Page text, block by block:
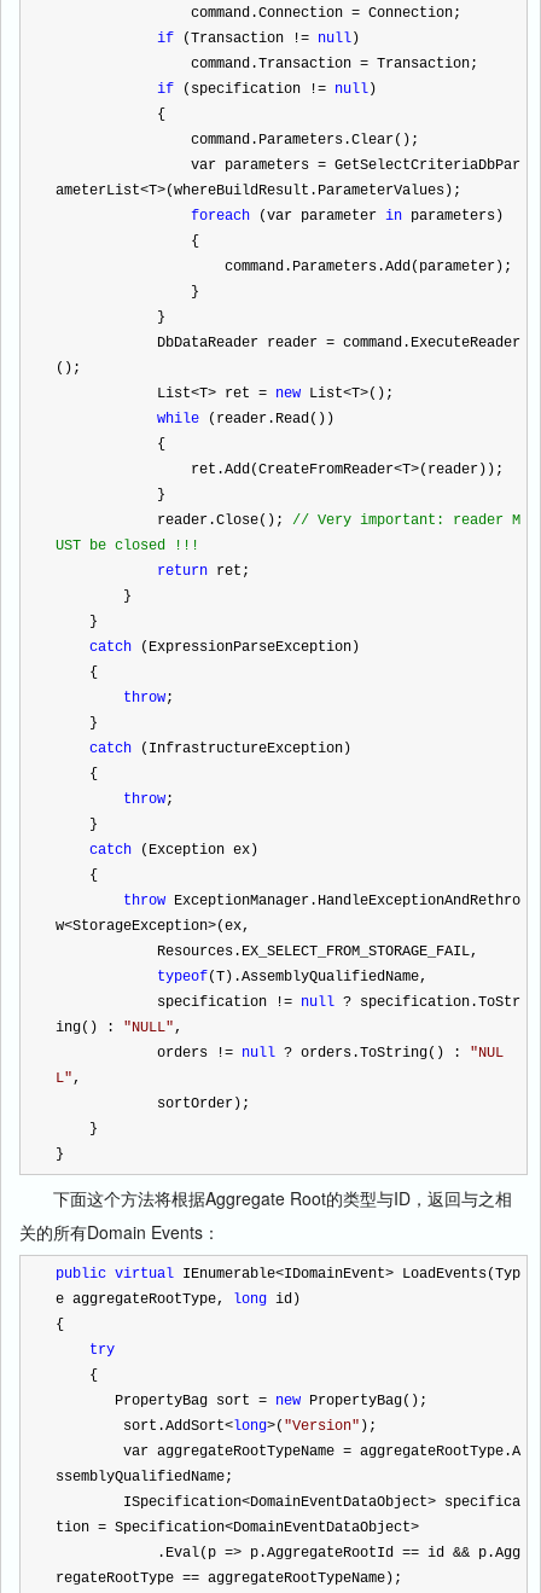
                command.Connection
= Connection;
if (Transaction != null )
                command.Transaction
= Transaction;
if (specification != null )
            {
                command.Parameters.Clear();
                var parameters
= GetSelectCriteriaDbPar
ameterList<T>(whereBuildResult.ParameterValues);
foreach (var parameter in parameters)
                {
                    command.Parameters.Add(parameter);
                }
            }
            DbDataReader reader
= command.ExecuteReader
();
            List
<T> ret = new List<T>();
while (reader.Read())
            {
                ret.Add(CreateFromReader
<T>(reader));
            }
            reader.Close();
// Very important: reader M
UST be closed !!!
return ret;
        }
    }
catch (ExpressionParseException)
    {
throw;
    }
catch (InfrastructureException)
    {
throw;
    }
catch (Exception ex)
    {
throw ExceptionManager.HandleExceptionAndRethro
w<StorageException>(ex,
            Resources.EX_SELECT_FROM_STORAGE_FAIL,
typeof(T).AssemblyQualifiedName,
            specification
!= null ? specification.ToStr
ing() : "NULL",
            orders
!= null ? orders.ToString() : "NUL
L",
            sortOrder);
    }
}
下面这个方法将根据Aggregate Root的类型与ID，返回与之相
关的所有Domain Events：
public virtual IEnumerable<IDomainEvent> LoadEvents(Typ
e aggregateRootType,
long id)
{
try
    {
       PropertyBag sort
= new PropertyBag();
        sort.AddSort
<long>( "Version" );
        var aggregateRootTypeName
= aggregateRootType.A
ssemblyQualifiedName;
        ISpecification
<DomainEventDataObject> specifica
tion = Specification<DomainEventDataObject>
            .Eval(p
=> p.AggregateRootId == id && p.Agg
regateRootType == aggregateRootTypeName);